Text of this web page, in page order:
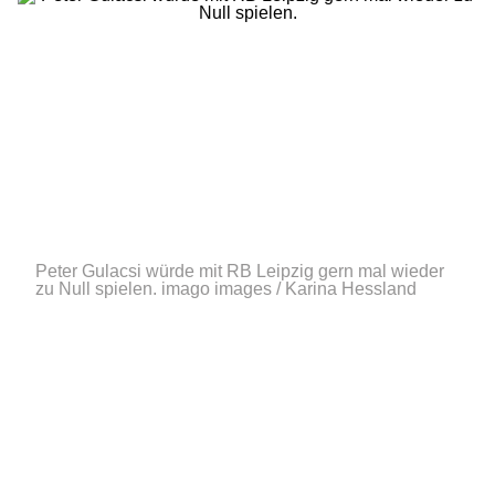
Peter Gulacsi würde mit RB Leipzig gern mal wieder
zu Null spielen. imago images / Karina Hessland